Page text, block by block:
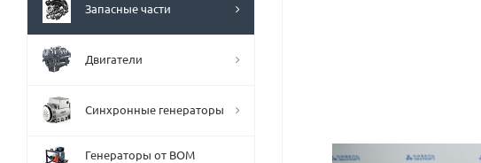
Запасные части
Двигатели
Синхронные генераторы
Генераторы от ВОМ